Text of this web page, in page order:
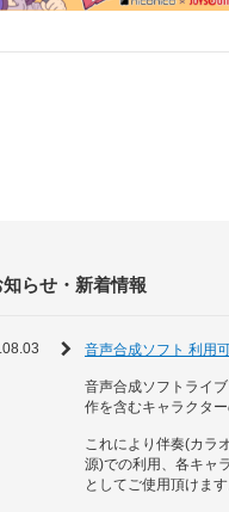
知らせ・新着情報
音声合成ソフト 利用
音声合成ソフトライ
作を含むキャラクタ
これにより伴奏(カラ
源)での利用、各キャ
としてご使用頂けます